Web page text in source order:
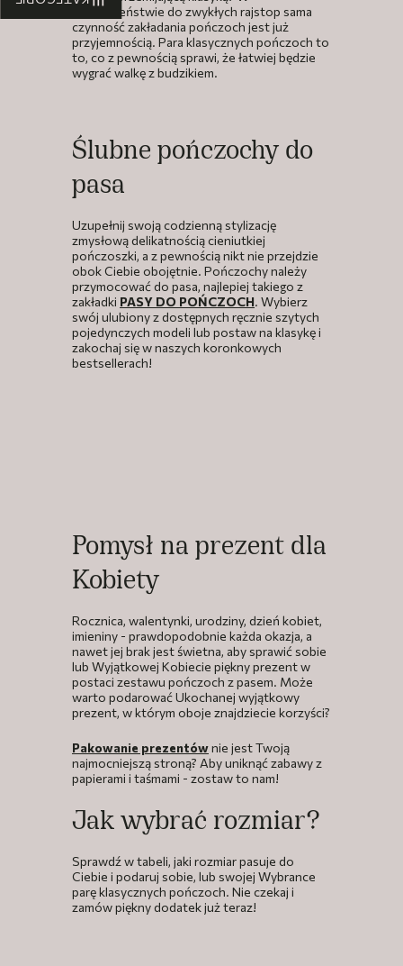
przeciwieństwie do zwykłych rajstop sama
czynność zakładania pończoch jest już
przyjemnością. Para klasycznych pończoch to
to, co z pewnością sprawi, że łatwiej będzie
wygrać walkę z budzikiem.
Ślubne pończochy do
pasa
Uzupełnij swoją codzienną stylizację
zmysłową delikatnością cieniutkiej
pończoszki, a z pewnością nikt nie przejdzie
obok Ciebie obojętnie. Pończochy należy
przymocować do pasa, najlepiej takiego z
zakładki PASY DO POŃCZOCH. Wybierz
swój ulubiony z dostępnych ręcznie szytych
pojedynczych modeli lub postaw na klasykę i
zakochaj się w naszych koronkowych
bestsellerach!
Pomysł na prezent dla
Kobiety
Rocznica, walentynki, urodziny, dzień kobiet,
imieniny - prawdopodobnie każda okazja, a
nawet jej brak jest świetna, aby sprawić sobie
lub Wyjątkowej Kobiecie piękny prezent w
postaci zestawu pończoch z pasem. Może
warto podarować Ukochanej wyjątkowy
prezent, w którym oboje znajdziecie korzyści?
Pakowanie prezentównie jest Twoją
najmocniejszą stroną? Aby uniknąć zabawy z
papierami i taśmami - zostaw to nam!
Jak wybrać rozmiar?
Sprawdź w tabeli, jaki rozmiar pasuje do
Ciebie i podaruj sobie, lub swojej Wybrance
parę klasycznych pończoch. Nie czekaj i
zamów piękny dodatek już teraz!